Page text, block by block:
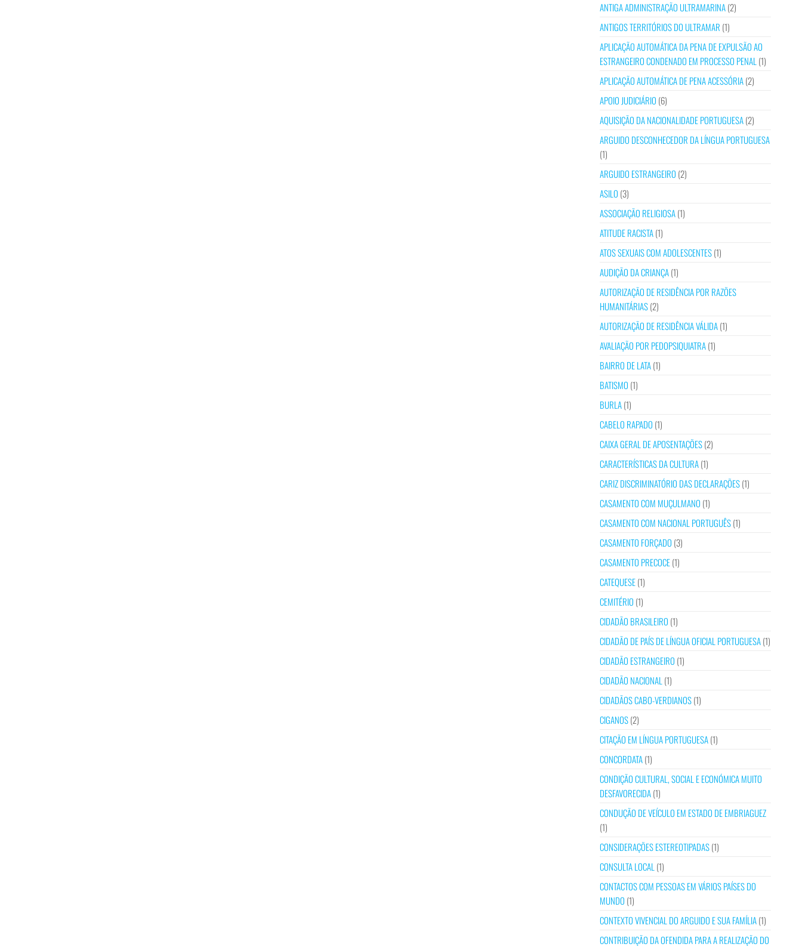
ANTIGA ADMINISTRAÇÃO ULTRAMARINA(2)
ANTIGOS TERRITÓRIOS DO ULTRAMAR (1)
APLICAÇÃO AUTOMÁTICA DA PENA DE EXPULSÃO AO
ESTRANGEIRO CONDENADO EM PROCESSO PENAL (1)
APLICAÇÃO AUTOMÁTICA DE PENA ACESSÓRIA(2)
APOIO JUDICIÁRIO (6)
AQUISIÇÃO DA NACIONALIDADE PORTUGUESA(2)
ARGUIDO DESCONHECEDOR DA LÍNGUA PORTUGUESA
(1)
ARGUIDO ESTRANGEIRO (2)
ASILO (3)
ASSOCIAÇÃO RELIGIOSA(1)
ATITUDE RACISTA(1)
ATOS SEXUAIS COM ADOLESCENTES(1)
AUDIÇÃO DA CRIANÇA(1)
AUTORIZAÇÃO DE RESIDÊNCIA POR RAZÕES
HUMANITÁRIAS(2)
AUTORIZAÇÃO DE RESIDÊNCIA VÁLIDA(1)
AVALIAÇÃO POR PEDOPSIQUIATRA(1)
BAIRRO DE LATA(1)
BATISMO (1)
BURLA(1)
CABELO RAPADO (1)
CAIXA GERAL DE APOSENTAÇÕES(2)
CARACTERÍSTICAS DA CULTURA(1)
CARIZ DISCRIMINATÓRIO DAS DECLARAÇÕES(1)
CASAMENTO COM MUÇULMANO (1)
CASAMENTO COM NACIONAL PORTUGUÊS(1)
CASAMENTO FORÇADO (3)
CASAMENTO PRECOCE(1)
CATEQUESE(1)
CEMITÉRIO (1)
CIDADÃO BRASILEIRO (1)
CIDADÃO DE PAÍS DE LÍNGUA OFICIAL PORTUGUESA(1)
CIDADÃO ESTRANGEIRO (1)
CIDADÃO NACIONAL (1)
CIDADÃOS CABO-VERDIANOS(1)
CIGANOS(2)
CITAÇÃO EM LÍNGUA PORTUGUESA(1)
CONCORDATA(1)
CONDIÇÃO CULTURAL, SOCIAL E ECONÓMICA MUITO
DESFAVORECIDA(1)
CONDUÇÃO DE VEÍCULO EM ESTADO DE EMBRIAGUEZ
(1)
CONSIDERAÇÕES ESTEREOTIPADAS(1)
CONSULTA LOCAL (1)
CONTACTOS COM PESSOAS EM VÁRIOS PAÍSES DO
MUNDO (1)
CONTEXTO VIVENCIAL DO ARGUIDO E SUA FAMÍLIA(1)
CONTRIBUIÇÃO DA OFENDIDA PARA A REALIZAÇÃO DO